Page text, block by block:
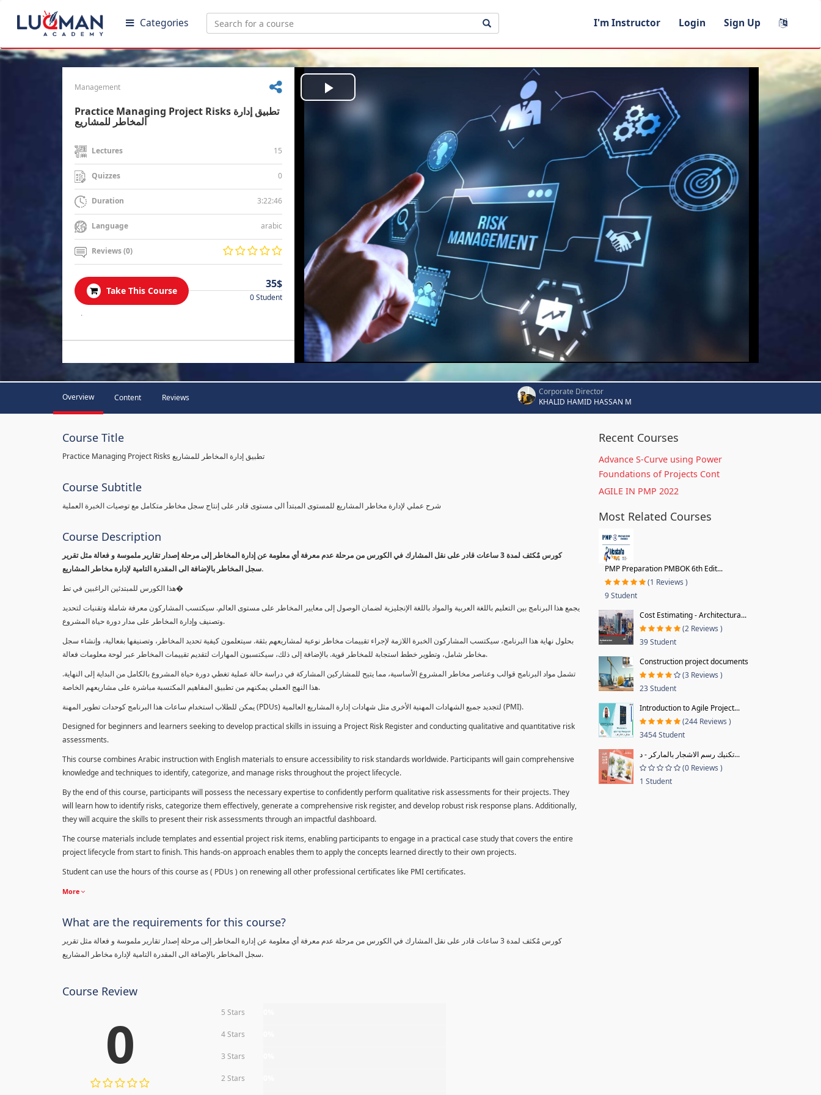
Categories I'm Instructor Login Sign Up
Management
Practice Managing Project Risks تطبيق إدارة
المخاطر للمشاريع
Lectures 15
Quizzes 0
Duration 3:22:46
Language arabic
Reviews (0)
Take This Course
35$
0 Student
.
Play
Video
Overview Content Reviews
Corporate Director
KHALID HAMID HASSAN M
Course Title
Practice Managing Project Risks تطبيق إدارة المخاطر للمشاريع
Course Subtitle
شرح عملي لإدارة مخاطر المشاريع للمستوى المبتدأ الى مستوى قادر على إنتاج سجل مخاطر متكامل مع توصيات الخبرة العملية
Course Description
كورس مٌكثف لمدة 3 ساعات قادر على نقل المشارك في الكورس من مرحلة عدم معرفة أي معلومة عن إدارة المخاطر إلى مرحلة إصدار تقارير ملموسة و فعالة مثل تقرير
سجل المخاطر بالإضافة الى المقدرة التامية لإدارة مخاطر المشاريع.
هذا الكورس للمبتدئين الراغبين في تط�
يجمع هذا البرنامج بين التعليم باللغة العربية والمواد باللغة الإنجليزية لضمان الوصول إلى معايير المخاطر على مستوى العالم. سيكتسب المشاركون معرفة شاملة وتقنيات لتحديد
وتصنيف وإدارة المخاطر على مدار دورة حياة المشروع.
بحلول نهاية هذا البرنامج، سيكتسب المشاركون الخبرة اللازمة لإجراء تقييمات مخاطر نوعية لمشاريعهم بثقة. سيتعلمون كيفية تحديد المخاطر، وتصنيفها بفعالية، وإنشاء سجل
مخاطر شامل، وتطوير خطط استجابة للمخاطر قوية. بالإضافة إلى ذلك، سيكتسبون المهارات لتقديم تقييمات المخاطر عبر لوحة معلومات فعالة.
تشمل مواد البرنامج قوالب وعناصر مخاطر المشروع الأساسية، مما يتيح للمشاركين المشاركة في دراسة حالة عملية تغطي دورة حياة المشروع بالكامل من البداية إلى النهاية.
هذا النهج العملي يمكنهم من تطبيق المفاهيم المكتسبة مباشرة على مشاريعهم الخاصة.
يمكن للطلاب استخدام ساعات هذا البرنامج كوحدات تطوير المهنة (PDUs) لتجديد جميع الشهادات المهنية الأخرى مثل شهادات إدارة المشاريع العالمية (PMI).
Designed for beginners and learners seeking to develop practical skills in issuing a Project Risk Register and conducting qualitative and quantitative risk
assessments.
This course combines Arabic instruction with English materials to ensure accessibility to risk standards worldwide. Participants will gain comprehensive
knowledge and techniques to identify, categorize, and manage risks throughout the project lifecycle.
By the end of this course, participants will possess the necessary expertise to confidently perform qualitative risk assessments for their projects. They
will learn how to identify risks, categorize them effectively, generate a comprehensive risk register, and develop robust risk response plans. Additionally,
they will acquire the skills to present their risk assessments through an impactful dashboard.
The course materials include templates and essential project risk items, enabling participants to engage in a practical case study that covers the entire
project lifecycle from start to finish. This hands-on approach enables them to apply the concepts learned directly to their own projects.
Student can use the hours of this course as ( PDUs ) on renewing all other professional certificates like PMI certificates.
More
What are the requirements for this course?
كورس مٌكثف لمدة 3 ساعات قادر على نقل المشارك في الكورس من مرحلة عدم معرفة أي معلومة عن إدارة المخاطر إلى مرحلة إصدار تقارير ملموسة و فعالة مثل تقرير
سجل المخاطر بالإضافة الى المقدرة التامية لإدارة مخاطر المشاريع.
Course Review
0 5 Stars
4 Stars
3 Stars
2 Stars
Recent Courses
Advance S-Curve using Power
Foundations of Projects Cont
AGILE IN PMP 2022
Most Related Courses
PMP Preparation PMBOK 6th Edit...
(1 Reviews )
9 Student
Cost Estimating - Architectura...
(2 Reviews )
39 Student
Construction project documents
(3 Reviews )
23 Student
Introduction to Agile Project...
(244 Reviews )
3454 Student
تكنيك رسم الاشجار بالماركر - د...
(0 Reviews )
1 Student